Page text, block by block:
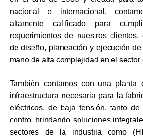
nacional e internacional,
altamente calificado para
requerimientos de nuestros
de diseño, planeación y ejecución
mano de alta complejidad en el sector
También contamos con una planta
infraestructura necesaria para la
eléctricos, de baja tensión, tanto de
control brindando soluciones
sectores de la industria como